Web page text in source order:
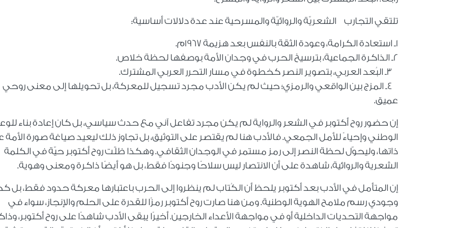
تلتقي التجارب الشعريّة والروائيّة والمسرحية عند عدة دلالات أساسية:
1ـ استعادة الكرامة، وعودة الثقة بالنفس بعد هزيمة 1967م.
2ـ الذاكرة الجماعية، بترسيخ الحرب في وجدان الأمة بوصفها لحظة خلاص.
4ـ المزج بين الواقعي والرمزي؛ حيث لم يكن الأدب مجرد تسجيل للمعركة، بل تحويلها إلى معنى روحي
عميق.
إن حضور روح أكتوبر في الشعر والرواية لم يكن مجرد تفاعل آني مع حدث سياسي، بل كان إعادة بناء
الوطني وإحياءً للأمل الجمعي. فالأدب هنا لم يقتصر على التوثيق، بل تجاوز ذلك ليعيد صياغة صورة الأمة
ذاتها، وليحوّل لحظة النصر إلى رمز مستمر في الوجدان الثقافي. وهكذا ظلّت روح أكتوبر حيّة في الكلمة
الشعرية والروائية، شاهدة على أن الانتصار ليس سلاحًا وجنودًا فقط، بل هو أيضًا ذاكرة ومعنى وهوية.
إن المتأمل في الأدب بعد أكتوبر يلحظ أن الكُتاب لم ينظروا إلى الحرب باعتبارها معركة حدود فقط، بل
وجودي رسم ملامح الهوية الوطنية. ومن هنا صارت روح أكتوبر رمزًا للقدرة على الحلم والإنجاز، سواء في
مواجهة التحديات الداخلية أو في مواجهة الأعداء الخارجين. أخيرًا يبقى الأدب شاهدًا على روح أكتوبر،